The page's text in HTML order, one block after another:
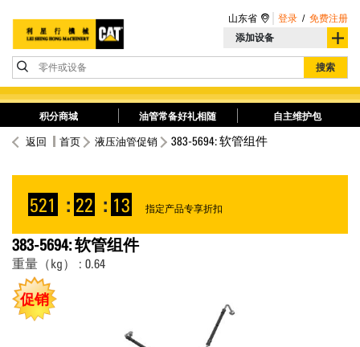
添加设备
零件或设备 搜索
山东省 登录 / 免费注册
积分商城 油管常备好礼相随 自主维护包
返回 首页 液压油管促销 383-5694: 软管组件
521 : 22 : 13 指定产品专享折扣
383-5694: 软管组件
重量（kg） : 0.64
促销